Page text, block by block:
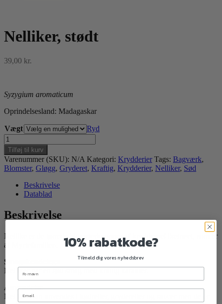
Nelliker, stødt
39,00 kr.
Syzygium aromaticum
Oprindelsesland: Madagaskar
Vægt
Ryd
Nelliker,
stødt
antal
Tilføj til kurv
Varenummer (SKU): N/A Kategori: Krydderier Tags: Bagværk,
Blomster, Gløgg, Gryderet, Kraftig, Krydderier, Nelliker, Sød
Beskrivelse
Datablad
Beskrivelse
Nellike er de tørrede blomsterknopper af kryddernelliketræet, som er
af Myrtefamilien.
Smagskendetegn
Nelliker har en sød smag med kraftig karakter.
Anvendelse
Nelliker kan anvendes i kødretter, gryderetter og saucer men de er
10% rabatkode?
Tilmeld dig vores nyhedsbrev